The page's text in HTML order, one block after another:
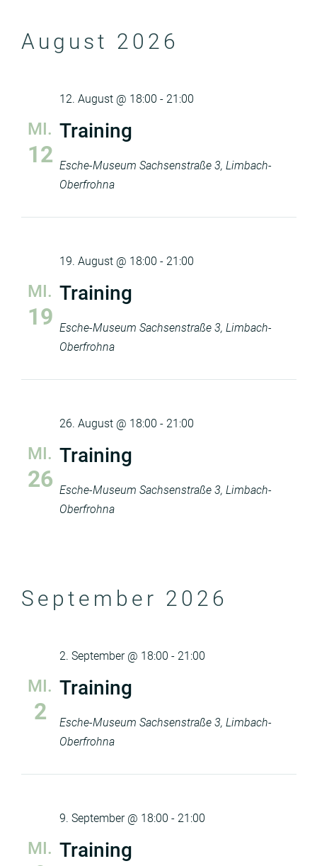
August 2026
MI.
12
Training
12. August @ 18:00 - 21:00
Esche-Museum Sachsenstraße 3, Limbach-
Oberfrohna
MI.
19
Training
19. August @ 18:00 - 21:00
Esche-Museum Sachsenstraße 3, Limbach-
Oberfrohna
MI.
26
Training
26. August @ 18:00 - 21:00
Esche-Museum Sachsenstraße 3, Limbach-
Oberfrohna
September 2026
MI.
2
Training
2. September @ 18:00 - 21:00
Esche-Museum Sachsenstraße 3, Limbach-
Oberfrohna
MI. Training
9. September @ 18:00 - 21:00